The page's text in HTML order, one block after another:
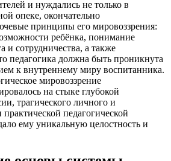
и нуждались не только в
опеке, окончательно
принципы его мировоззрения:
ребёнка, понимание
и сотрудничества, а также
педагогика должна быть проникнута
к внутреннему миру воспитанника.
мировоззрение
на стыке глубокой
трагического личного и
педагогической
ему уникальную целостность и